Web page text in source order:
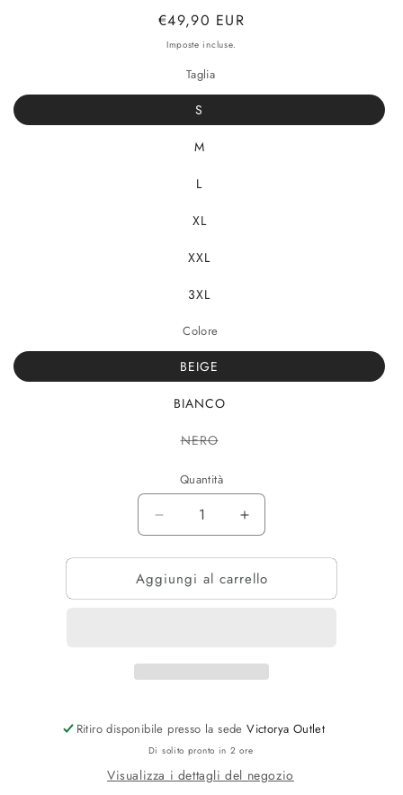
Prezzo
di
€49,90 EUR
Imposte incluse.
Taglia
S
M
L
XL
XXL
3XL
Colore
BEIGE
BIANCO
NEROVariante
non
disponibile
Quantità
Diminuisci
quantità
per
CAM
COLLO
Aumenta
quantità
per
CAM
COLLO
Aggiungi al carrello
Ritiro disponibile presso la sedeVictorya Outlet
Di solito pronto in 2 ore
Visualizza i dettagli del negozio